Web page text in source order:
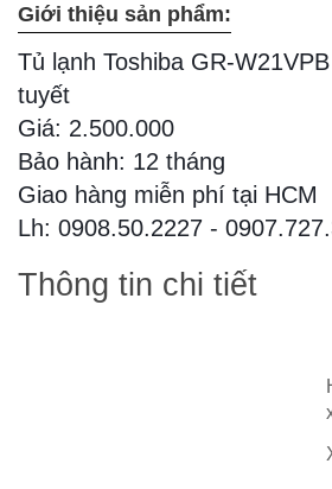
Giới thiệu sản phẩm:
Tủ lạnh Toshiba GR-
tuyết
Giá: 2.500.000
Bảo hành: 12 tháng
Giao hàng miễn phí tại HCM
Lh: 0908.50.2227 -
Thông tin chi tiết